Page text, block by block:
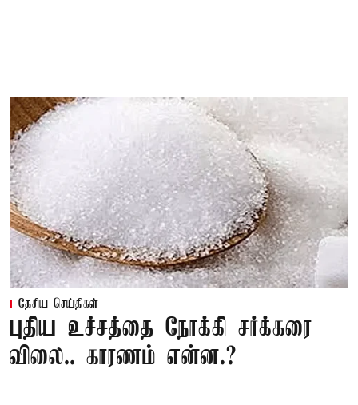
தேசிய செய்திகள்
புதிய உச்சத்தை நோக்கி சர்க்கரை
விலை.. காரணம் என்ன.?